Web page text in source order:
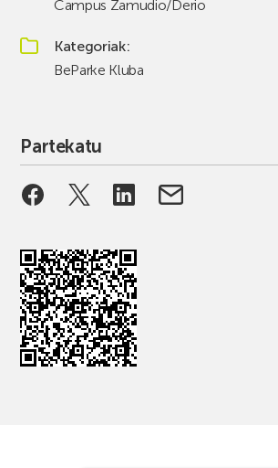
Campus Zamudio/Derio
Kategoriak
BeParke Kluba
Partekatu